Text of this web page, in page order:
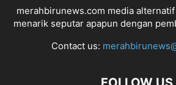
merahbirunews.com media
menarik seputar apapun dengan
Contact us: